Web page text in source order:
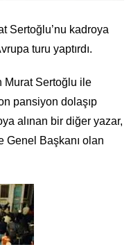
Sertoğlu’nu kadroya
turu yaptırdı.
Murat Sertoğlu ile
pansiyon dolaşıp
alınan bir diğer yazar,
Genel Başkanı olan